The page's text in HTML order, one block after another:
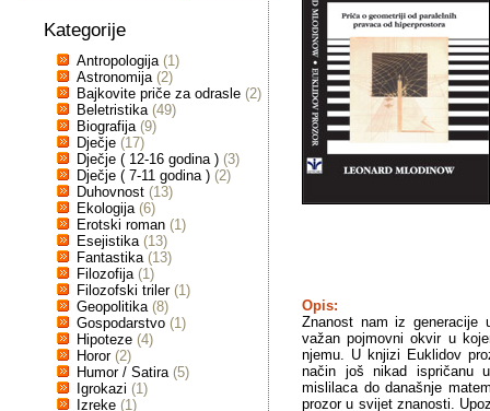
Kategorije
Antropologija (1)
Astronomija (2)
Bajkovite priče za odrasle (2)
Beletristika (49)
Biografija (9)
Dječje (17)
Dječje ( 12-16 godina ) (3)
Dječje ( 7-11 godina ) (2)
Duhovnost (13)
Ekologija (6)
Erotski roman (1)
Esejistika (13)
Fantastika (13)
Filozofija (1)
Filozofski triler (1)
Geopolitika (8)
Gospodarstvo (1)
Hipoteze (4)
Horor (2)
Humor / Satira (5)
Igrokazi (1)
Izreke (1)
Opis:
Znanost nam iz generacije
važan pojmovni okvir u
njemu. U knjizi Euklidov
način još nikad ispričanu
mislilaca do današnje
prozor u svijet znanosti.